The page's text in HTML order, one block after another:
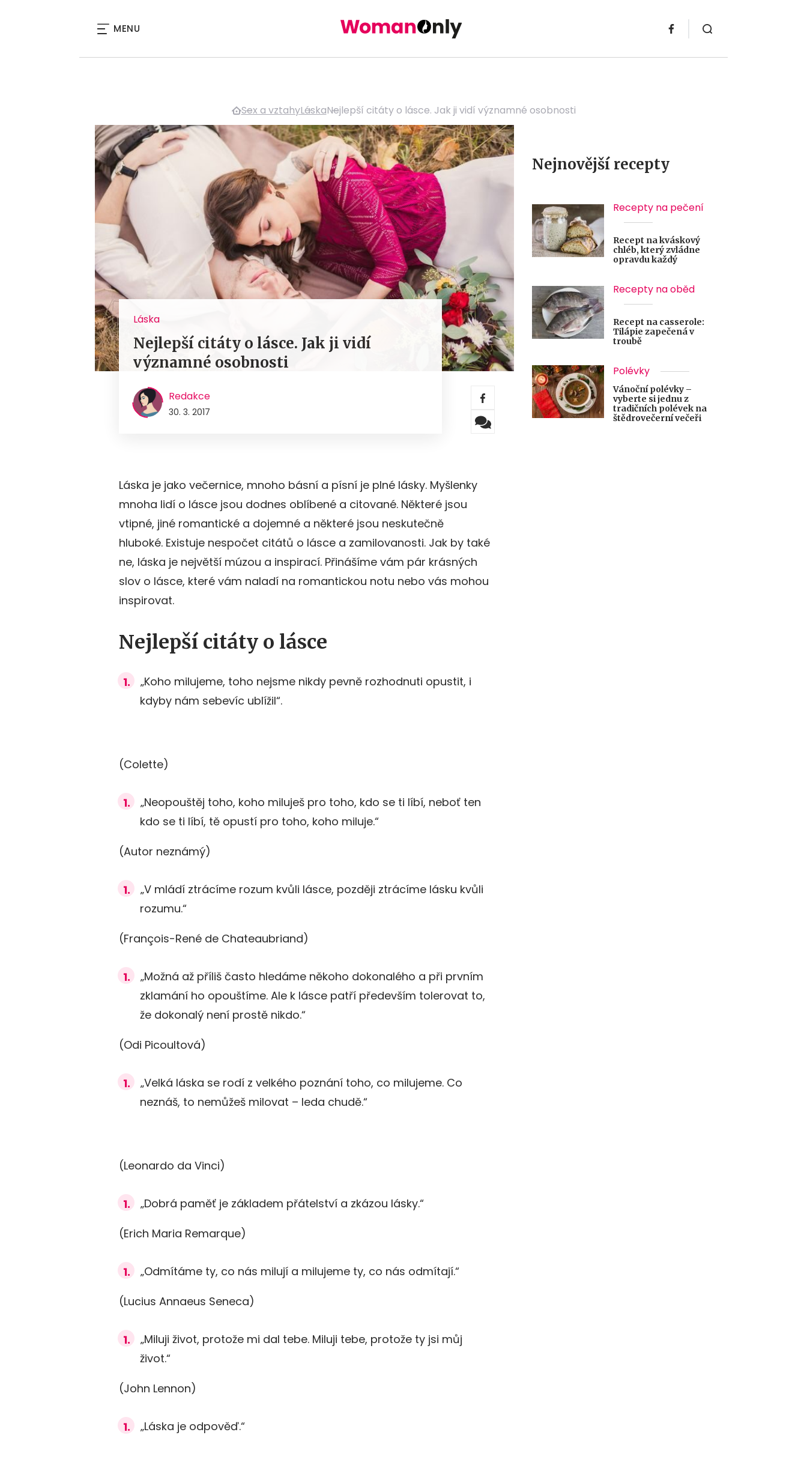
MENU
Sex a vztahyLáskaNejlepší citáty o lásce. Jak ji vidí významné osobnosti
Láska
Nejlepší citáty o lásce. Jak ji vidí
významné osobnosti
Redakce
30. 3. 2017
Láska je jako večernice, mnoho básní a písní je plné lásky. Myšlenky
mnoha lidí o lásce jsou dodnes oblíbené a citované. Některé jsou
vtipné, jiné romantické a dojemné a některé jsou neskutečně
hluboké. Existuje nespočet citátů o lásce a zamilovanosti. Jak by také
ne, láska je největší múzou a inspirací. Přinášíme vám pár krásných
slov o lásce, které vám naladí na romantickou notu nebo vás mohou
inspirovat.
Nejlepší citáty o lásce
„Koho milujeme, toho nejsme nikdy pevně rozhodnuti opustit, i
kdyby nám sebevíc ublížil“.
(Colette)
„Neopouštěj toho, koho miluješ pro toho, kdo se ti líbí, neboť ten
kdo se ti líbí, tě opustí pro toho, koho miluje.“
(Autor neznámý)
„V mládí ztrácíme rozum kvůli lásce, později ztrácíme lásku kvůli
rozumu.“
(François-René de Chateaubriand)
„Možná až příliš často hledáme někoho dokonalého a při prvním
zklamání ho opouštíme. Ale k lásce patří především tolerovat to,
že dokonalý není prostě nikdo.“
(Odi Picoultová)
„Velká láska se rodí z velkého poznání toho, co milujeme. Co
neznáš, to nemůžeš milovat – leda chudě.“
(Leonardo da Vinci)
„Dobrá paměť je základem přátelství a zkázou lásky.“
(Erich Maria Remarque)
„Odmítáme ty, co nás milují a milujeme ty, co nás odmítají.“
(Lucius Annaeus Seneca)
„Miluji život, protože mi dal tebe. Miluji tebe, protože ty jsi můj
život.“
(John Lennon)
„Láska je odpověď.“
Nejnovější recepty
Recepty na pečení
Recept na kváskový
chléb, který zvládne
opravdu každý
Recepty na oběd
Recept na casserole:
Tilápie zapečená v
troubě
Polévky
Vánoční polévky –
vyberte si jednu z
tradičních polévek na
štědrovečerní večeři